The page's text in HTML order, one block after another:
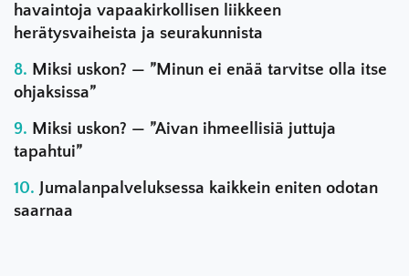
havaintoja vapaakirkollisen liikkeen
herätysvaiheista ja seurakunnista
Miksi uskon? — ”Minun ei enää tarvitse olla itse
ohjaksissa”
Miksi uskon? — ”Aivan ihmeellisiä juttuja
tapahtui”
Jumalanpalveluksessa kaikkein eniten odotan
saarnaa